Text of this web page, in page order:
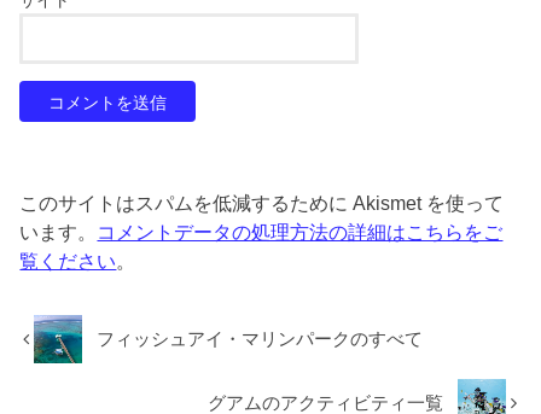
このサイトはスパムを低減するために Akismet を使って
います。 コメントデータの処理方法の詳細はこちらをご
覧ください。
フィッシュアイ・マリンパークのすべて
グアムのアクティビティ一覧